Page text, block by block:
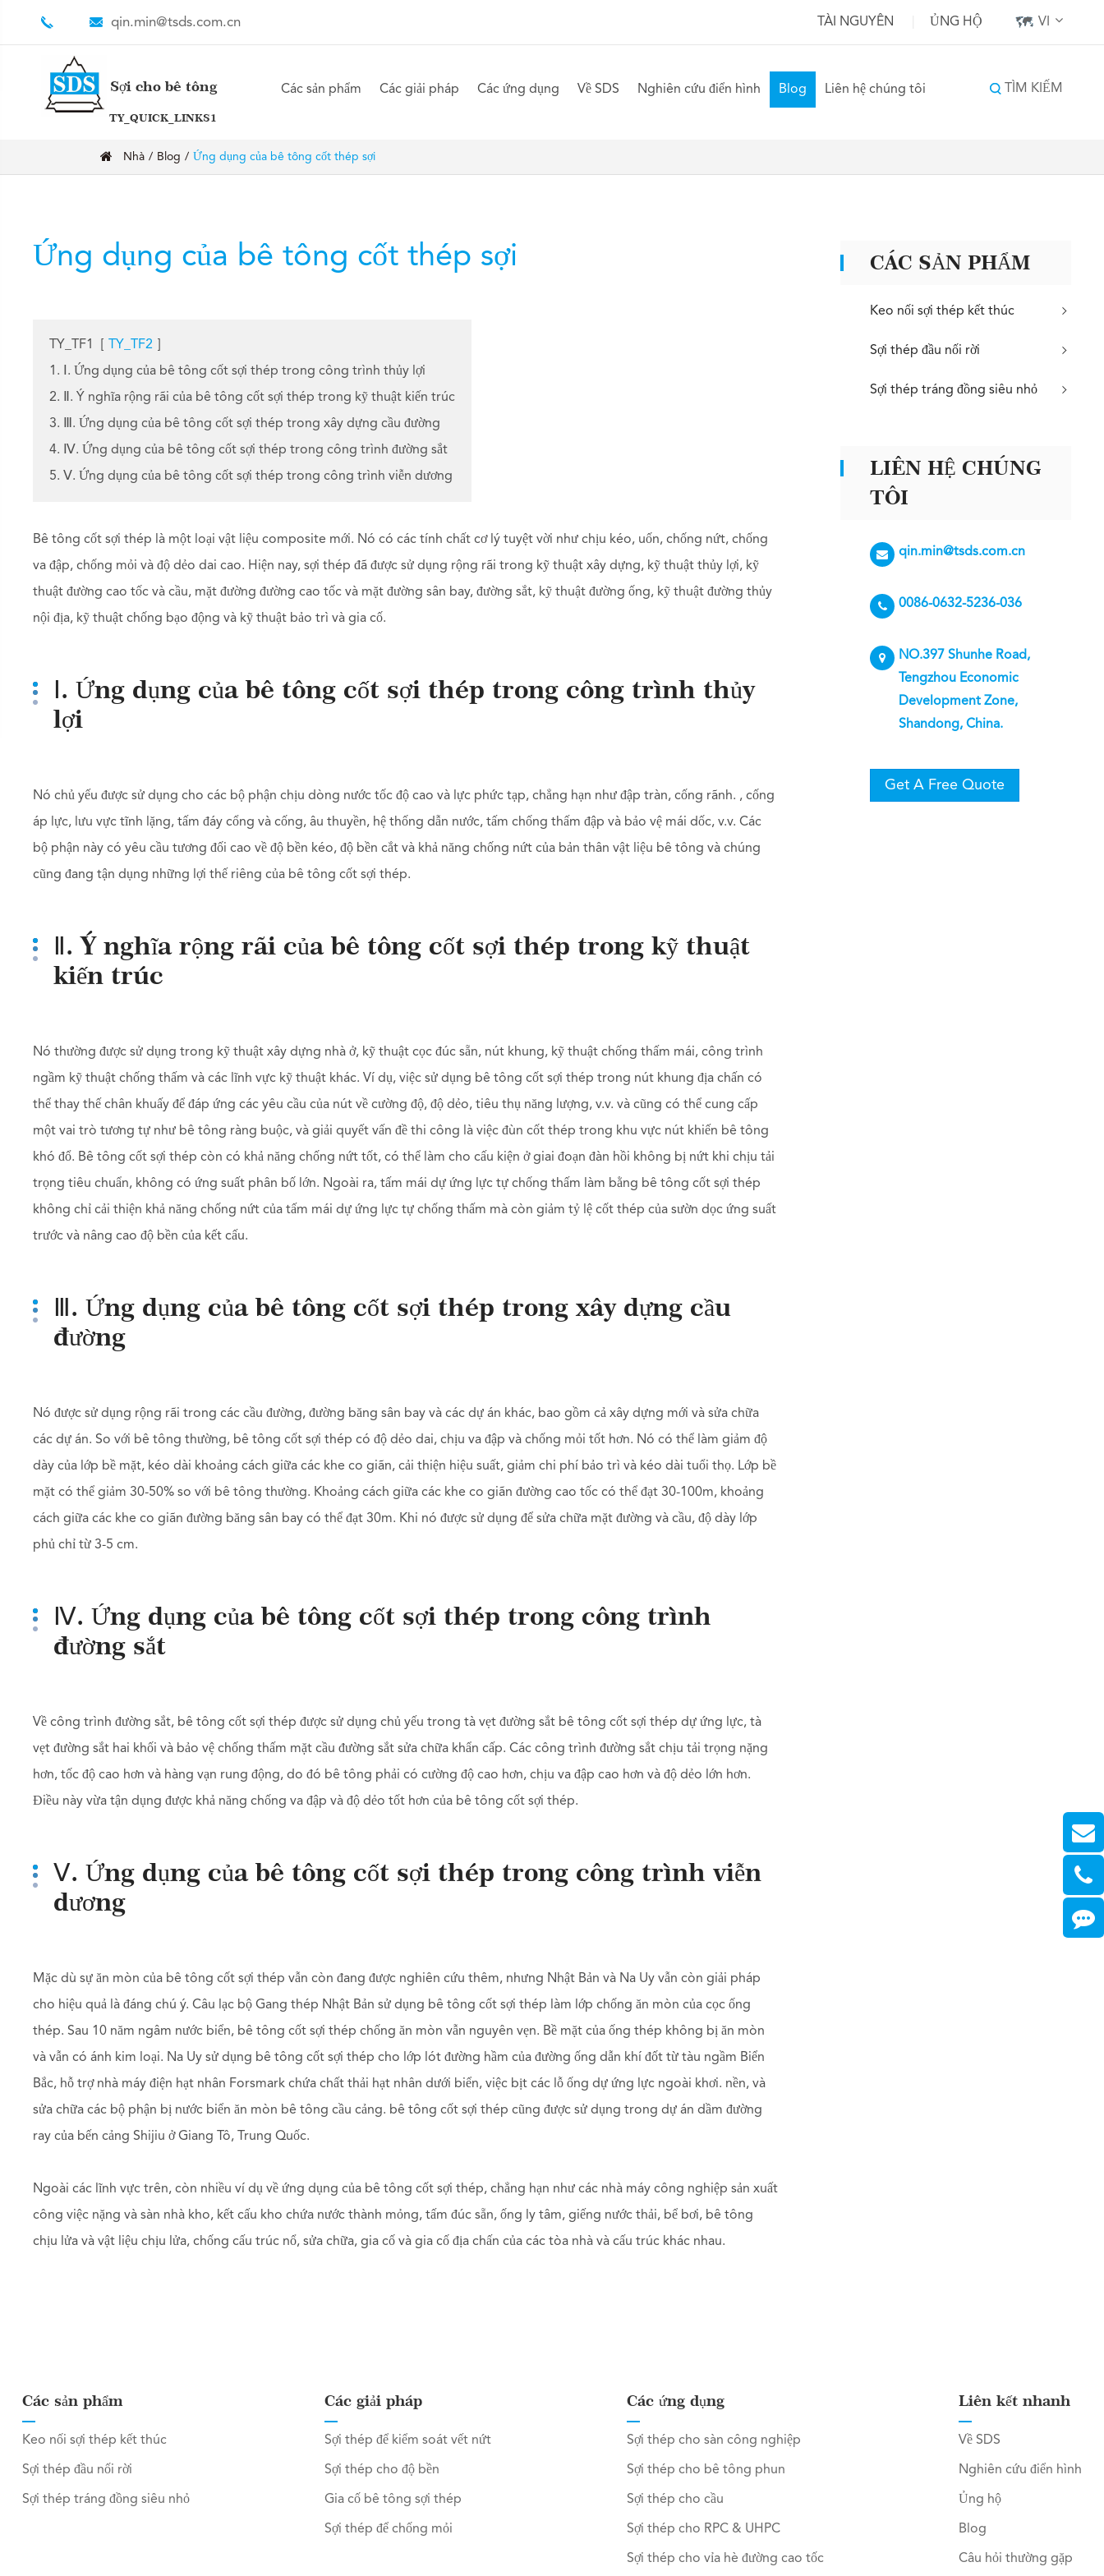
qin.min@tsds.com.cn TÀI NGUYÊN ỦNG HỘ VI
Sợi cho bê tông
TY_QUICK_LINKS1
Các sản phẩm Các giải pháp Các ứng dụng Về SDS Nghiên cứu điển hình Blog Liên hệ chúng tôi TÌM KIẾM
Nhà Blog Ứng dụng của bê tông cốt thép sợi
Ứng dụng của bê tông cốt thép sợi
TY_TF1 TY_TF2
1. Ⅰ. Ứng dụng của bê tông cốt sợi thép trong công trình thủy lợi
2. Ⅱ. Ý nghĩa rộng rãi của bê tông cốt sợi thép trong kỹ thuật kiến trúc
3. Ⅲ. Ứng dụng của bê tông cốt sợi thép trong xây dựng cầu đường
4. Ⅳ. Ứng dụng của bê tông cốt sợi thép trong công trình đường sắt
5. Ⅴ. Ứng dụng của bê tông cốt sợi thép trong công trình viễn dương
Bê tông cốt sợi thép là một loại vật liệu composite mới. Nó có các tính chất cơ lý tuyệt vời như chịu kéo, uốn, chống nứt, chống
va đập, chống mỏi và độ dẻo dai cao. Hiện nay, sợi thép đã được sử dụng rộng rãi trong kỹ thuật xây dựng, kỹ thuật thủy lợi, kỹ
thuật đường cao tốc và cầu, mặt đường đường cao tốc và mặt đường sân bay, đường sắt, kỹ thuật đường ống, kỹ thuật đường thủy
nội địa, kỹ thuật chống bạo động và kỹ thuật bảo trì và gia cố.
Ⅰ. Ứng dụng của bê tông cốt sợi thép trong công trình thủy
lợi
Nó chủ yếu được sử dụng cho các bộ phận chịu dòng nước tốc độ cao và lực phức tạp, chẳng hạn như đập tràn, cống rãnh. , cống
áp lực, lưu vực tĩnh lặng, tấm đáy cổng và cống, âu thuyền, hệ thống dẫn nước, tấm chống thấm đập và bảo vệ mái dốc, v.v. Các
bộ phận này có yêu cầu tương đối cao về độ bền kéo, độ bền cắt và khả năng chống nứt của bản thân vật liệu bê tông và chúng
cũng đang tận dụng những lợi thế riêng của bê tông cốt sợi thép.
Ⅱ. Ý nghĩa rộng rãi của bê tông cốt sợi thép trong kỹ thuật
kiến trúc
Nó thường được sử dụng trong kỹ thuật xây dựng nhà ở, kỹ thuật cọc đúc sẵn, nút khung, kỹ thuật chống thấm mái, công trình
ngầm kỹ thuật chống thấm và các lĩnh vực kỹ thuật khác. Ví dụ, việc sử dụng bê tông cốt sợi thép trong nút khung địa chấn có
thể thay thế chân khuấy để đáp ứng các yêu cầu của nút về cường độ, độ dẻo, tiêu thụ năng lượng, v.v. và cũng có thể cung cấp
một vai trò tương tự như bê tông ràng buộc, và giải quyết vấn đề thi công là việc đùn cốt thép trong khu vực nút khiến bê tông
khó đổ. Bê tông cốt sợi thép còn có khả năng chống nứt tốt, có thể làm cho cấu kiện ở giai đoạn đàn hồi không bị nứt khi chịu tải
trọng tiêu chuẩn, không có ứng suất phân bố lớn. Ngoài ra, tấm mái dự ứng lực tự chống thấm làm bằng bê tông cốt sợi thép
không chỉ cải thiện khả năng chống nứt của tấm mái dự ứng lực tự chống thấm mà còn giảm tỷ lệ cốt thép của sườn dọc ứng suất
trước và nâng cao độ bền của kết cấu.
Ⅲ. Ứng dụng của bê tông cốt sợi thép trong xây dựng cầu
đường
Nó được sử dụng rộng rãi trong các cầu đường, đường băng sân bay và các dự án khác, bao gồm cả xây dựng mới và sửa chữa
các dự án. So với bê tông thường, bê tông cốt sợi thép có độ dẻo dai, chịu va đập và chống mỏi tốt hơn. Nó có thể làm giảm độ
dày của lớp bề mặt, kéo dài khoảng cách giữa các khe co giãn, cải thiện hiệu suất, giảm chi phí bảo trì và kéo dài tuổi thọ. Lớp bề
mặt có thể giảm 30-50% so với bê tông thường. Khoảng cách giữa các khe co giãn đường cao tốc có thể đạt 30-100m, khoảng
cách giữa các khe co giãn đường băng sân bay có thể đạt 30m. Khi nó được sử dụng để sửa chữa mặt đường và cầu, độ dày lớp
phủ chỉ từ 3-5 cm.
Ⅳ. Ứng dụng của bê tông cốt sợi thép trong công trình
đường sắt
Về công trình đường sắt, bê tông cốt sợi thép được sử dụng chủ yếu trong tà vẹt đường sắt bê tông cốt sợi thép dự ứng lực, tà
vẹt đường sắt hai khối và bảo vệ chống thấm mặt cầu đường sắt sửa chữa khẩn cấp. Các công trình đường sắt chịu tải trọng nặng
hơn, tốc độ cao hơn và hàng vạn rung động, do đó bê tông phải có cường độ cao hơn, chịu va đập cao hơn và độ dẻo lớn hơn.
Điều này vừa tận dụng được khả năng chống va đập và độ dẻo tốt hơn của bê tông cốt sợi thép.
Ⅴ. Ứng dụng của bê tông cốt sợi thép trong công trình viễn
dương
Mặc dù sự ăn mòn của bê tông cốt sợi thép vẫn còn đang được nghiên cứu thêm, nhưng Nhật Bản và Na Uy vẫn còn giải pháp
cho hiệu quả là đáng chú ý. Câu lạc bộ Gang thép Nhật Bản sử dụng bê tông cốt sợi thép làm lớp chống ăn mòn của cọc ống
thép. Sau 10 năm ngâm nước biển, bê tông cốt sợi thép chống ăn mòn vẫn nguyên vẹn. Bề mặt của ống thép không bị ăn mòn
và vẫn có ánh kim loại. Na Uy sử dụng bê tông cốt sợi thép cho lớp lót đường hầm của đường ống dẫn khí đốt từ tàu ngầm Biển
Bắc, hỗ trợ nhà máy điện hạt nhân Forsmark chứa chất thải hạt nhân dưới biển, việc bịt các lỗ ống dự ứng lực ngoài khơi. nền, và
sửa chữa các bộ phận bị nước biển ăn mòn bê tông cầu cảng. bê tông cốt sợi thép cũng được sử dụng trong dự án dầm đường
ray của bến cảng Shijiu ở Giang Tô, Trung Quốc.
Ngoài các lĩnh vực trên, còn nhiều ví dụ về ứng dụng của bê tông cốt sợi thép, chẳng hạn như các nhà máy công nghiệp sản xuất
công việc nặng và sàn nhà kho, kết cấu kho chứa nước thành mỏng, tấm đúc sẵn, ống ly tâm, giếng nước thải, bể bơi, bê tông
chịu lửa và vật liệu chịu lửa, chống cấu trúc nổ, sửa chữa, gia cố và gia cố địa chấn của các tòa nhà và cấu trúc khác nhau.
CÁC SẢN PHẨM
Keo nối sợi thép kết thúc
Sợi thép đầu nối rời
Sợi thép tráng đồng siêu nhỏ
LIÊN HỆ CHÚNG
TÔI
qin.min@tsds.com.cn
0086-0632-5236-036
NO.397 Shunhe Road,
Tengzhou Economic
Development Zone,
Shandong, China.
Get A Free Quote
Các sản phẩm
Keo nối sợi thép kết thúc
Sợi thép đầu nối rời
Sợi thép tráng đồng siêu nhỏ
Các giải pháp
Sợi thép để kiểm soát vết nứt
Sợi thép cho độ bền
Gia cố bê tông sợi thép
Sợi thép để chống mỏi
Các ứng dụng
Sợi thép cho sàn công nghiệp
Sợi thép cho bê tông phun
Sợi thép cho cầu
Sợi thép cho RPC & UHPC
Sợi thép cho vỉa hè đường cao tốc
Liên kết nhanh
Về SDS
Nghiên cứu điển hình
Ủng hộ
Blog
Câu hỏi thường gặp